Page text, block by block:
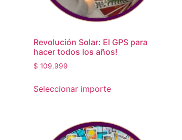
Revolución Solar: El GPS para
hacer todos los años!
$ 109.999
Seleccionar importe